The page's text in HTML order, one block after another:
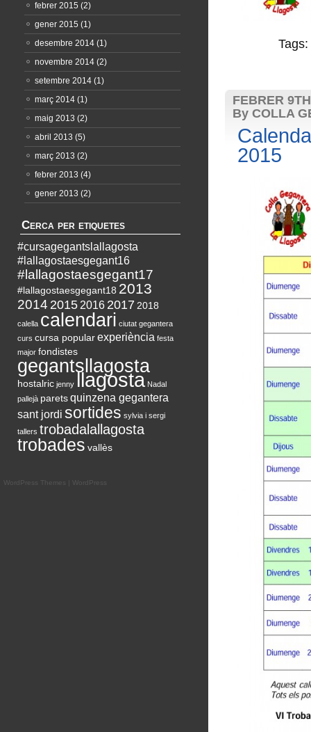
Tags:
FEBRER
By COLLA
2015
febrer 2015 (2)
gener 2015 (1)
desembre 2014 (1)
novembre 2014 (2)
setembre 2014 (1)
març 2014 (1)
maig 2013 (2)
abril 2013 (5)
març 2013 (2)
febrer 2013 (4)
gener 2013 (2)
Cerca per etiquetes
#cursagegantslallagosta
#lallagostaesgegant16
#lallagostaesgegant17
#lallagostaesgegant18 2013
2014 2015 2016 2017 2018
calella calendari ciutat gegantera
curs cursa popular experiència festa
major fondistes
gegantsllagosta
hostalric jenny llagosta Nadal
pallejà parets quinzena gegantera
sant jordi sortides sylvia i sergi
tallers trobadalallagosta
trobades vallès
WordPress Themes WordPress